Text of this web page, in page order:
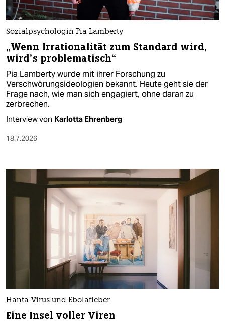
Sozialpsychologin Pia Lamberty
„Wenn Irrationalität zum Standard wird,
wird’s problematisch“
Pia Lamberty wurde mit ihrer Forschung zu
Verschwörungsideologien bekannt. Heute geht sie der
Frage nach, wie man sich engagiert, ohne daran zu
zerbrechen.
Interview von Karlotta Ehrenberg
18.7.2026
Hanta-Virus und Ebolafieber
Eine Insel voller Viren